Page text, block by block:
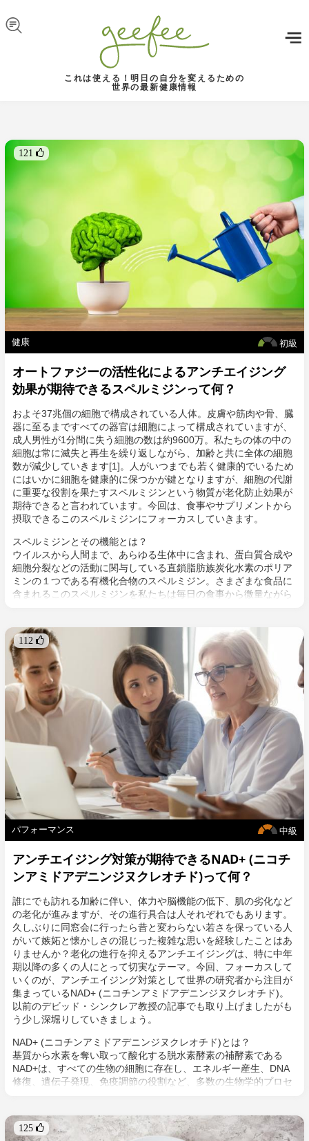
これは使える！明日の自分を変えるための
世界の最新健康情報
121 
初級
健康
オートファジーの活性化によるアンチエイジング
効果が期待できるスペルミジンって何？
およそ37兆個の細胞で構成されている人体。皮膚や筋肉や骨、臓
器に至るまですべての器官は細胞によって構成されていますが、
成人男性が1分間に失う細胞の数は約9600万。私たちの体の中の
細胞は常に滅失と再生を繰り返しながら、加齢と共に全体の細胞
数が減少していきます[1]。人がいつまでも若く健康的でいるため
にはいかに細胞を健康的に保つかが鍵となりますが、細胞の代謝
に重要な役割を果たすスペルミジンという物質が老化防止効果が
期待できると言われています。今回は、食事やサプリメントから
摂取できるこのスペルミジンにフォーカスしていきます。
スペルミジンとその機能とは？
ウイルスから人間まで、あらゆる生体中に含まれ、蛋白質合成や
細胞分裂などの活動に関与している直鎖脂肪族炭化水素のポリア
ミンの１つである有機化合物のスペルミジン。さまざまな食品に
含まれるこのスペルミジンを私たちは毎日の食事から微量ながら
と再生において重要な働きや効果を持つこのスペルミジンを経口
で体内に取り込み補充することで、老廃物のお掃除役を担うオー
トファジーを活性化できることが分かっています。
112 
中級
パフォーマンス
アンチエイジング対策が期待できるNAD+ (ニコチ
ンアミドアデニンジヌクレオチド)って何？
誰にでも訪れる加齢に伴い、体力や脳機能の低下、肌の劣化など
の老化が進みますが、その進行具合は人それぞれでもあります。
久しぶりに同窓会に行ったら昔と変わらない若さを保っている人
がいて嫉妬と懐かしさの混じった複雑な思いを経験したことはあ
りませんか？老化の進行を抑えるアンチエイジングは、特に中年
期以降の多くの人にとって切実なテーマ。今回、フォーカスして
いくのが、アンチエイジング対策として世界の研究者から注目が
集まっているNAD+ (ニコチンアミドアデニンジヌクレオチド)。
以前のデビッド・シンクレア教授の記事でも取り上げましたがも
う少し深堀りしていきましょう。
NAD+ (ニコチンアミドアデニンジヌクレオチド)とは？
基質から水素を奪い取って酸化する脱水素酵素の補酵素である
NAD+は、すべての生物の細胞に存在し、エネルギー産生、DNA
修復、遺伝子発現、免疫調節の役割など、多数の生物学的プロセ
胞内のNAD+のレベルを上げることで、加齢に伴う変性疾患の治
療に有意に働く可能性が示唆されています[1]。
125 